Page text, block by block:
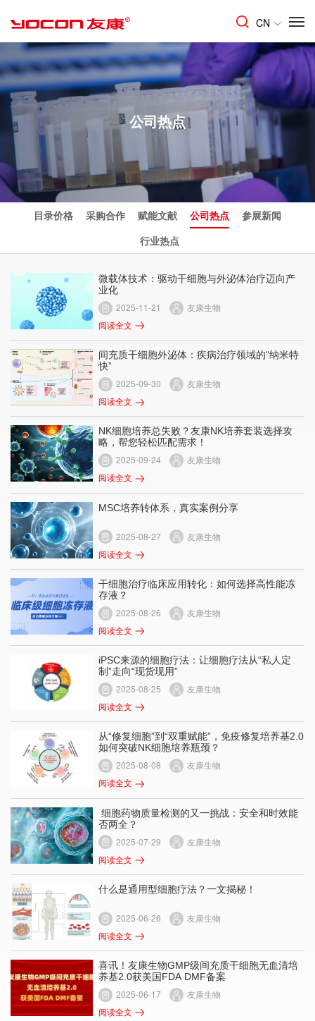
CN
公司热点
目录价格 采购合作 赋能文献 公司热点
参展新闻
行业热点
微载体技术：驱动干细胞与外泌体治疗迈向产
业化
2025-11-21
友康生物
阅读全文
间充质干细胞外泌体：疾病治疗领域的“纳米特
快”
2025-09-30
友康生物
阅读全文
NK细胞培养总失败？友康NK培养套装选择攻
略，帮您轻松匹配需求！
2025-09-24
友康生物
阅读全文
MSC培养转体系，真实案例分享
2025-08-27
友康生物
阅读全文
干细胞治疗临床应用转化：如何选择高性能冻
存液？
2025-08-26
友康生物
阅读全文
iPSC来源的细胞疗法：让细胞疗法从“私人定
制”走向“现货现用”
2025-08-25
友康生物
阅读全文
从“修复细胞”到“双重赋能”，免疫修复培养基2.0
如何突破NK细胞培养瓶颈？
2025-08-08
友康生物
阅读全文
​ 细胞药物质量检测的又一挑战：安全和时效能
否两全？
2025-07-29
友康生物
阅读全文
什么是通用型细胞疗法？一文揭秘！
2025-06-26
友康生物
阅读全文
喜讯！友康生物GMP级间充质干细胞无血清培
养基2.0获美国FDA DMF备案
2025-06-17
友康生物
阅读全文